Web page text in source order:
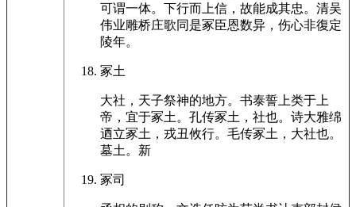
可谓一体。下行而上信，故能成其忠。清吴
伟业雕桥庄歌同是冢臣恩数异，伤心非復定
陵年。
冢土
大社，天子祭神的地方。书泰誓上类于上
帝，宜于冢土。孔传冢土，社也。诗大雅绵
迺立冢土，戎丑攸行。毛传冢土，大社也。
墓土。新
冢司